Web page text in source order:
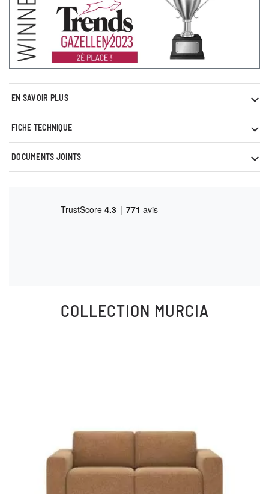
EN SAVOIR PLUS
FICHE TECHNIQUE
DOCUMENTS JOINTS
COLLECTION MURCIA